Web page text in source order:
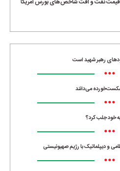
قیمت نفت و افت شاخص‌های بورس آمریکا
رهبر شهید است
•••
•••
خود جلب کرد؟
•••
و دیپلماتیک با رژیم صهیونیستی
•••